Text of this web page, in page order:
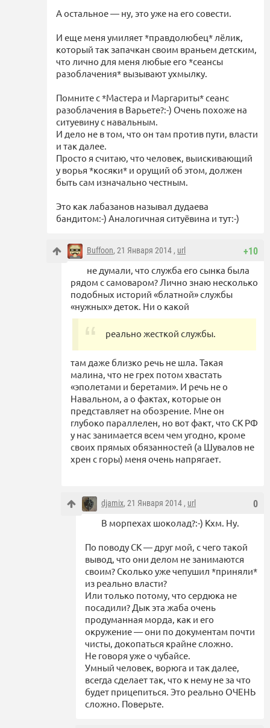
А остальное — ну, это уже на его совести.
И еще меня умиляет *правдолюбец* лёлик,
который так запачкан своим враньем детским,
что лично для меня любые его *сеансы
разоблачения* вызывают ухмылку.
Помните с *Мастера и Маргариты* сеанс
разоблачения в Варьете?:-) Очень похоже на
ситуевину с навальным.
И дело не в том, что он там против пути, власти
и так далее.
Просто я считаю, что человек, выискивающий
у ворья *косяки* и орущий об этом, должен
быть сам изначально честным.
Это как лабазанов называл дудаева
бандитом:-) Аналогичная ситуёвина и тут:-)
+10
Buffoon, 21 Января 2014 , url
не думали, что служба его сынка была
рядом с самоваром? Лично знаю несколько
подобных историй «блатной» службы
«нужных» деток. Ни о какой
реально жесткой службы.
там даже близко речь не шла. Такая
малина, что не грех потом хвастать
«эполетами и беретами». И речь не о
Навальном, а о фактах, которые он
представляет на обозрение. Мне он
глубоко параллелен, но вот факт, что СК РФ
у нас занимается всем чем угодно, кроме
своих прямых обязанностей (а Шувалов не
хрен с горы) меня очень напрягает.
0
djamix, 21 Января 2014 , url
В морпехах шоколад?:-) Кхм. Ну.
По поводу СК — друг мой, с чего такой
вывод, что они делом не занимаются
своим? Сколько уже чепушил *приняли*
из реально власти?
Или только потому, что сердюка не
посадили? Дык эта жаба очень
продуманная морда, как и его
окружение — они по документам почти
чисты, докопаться крайне сложно.
Не говоря уже о чубайсе.
Умный человек, ворюга и так далее,
всегда сделает так, что к нему не за что
будет прицепиться. Это реально ОЧЕНЬ
сложно. Поверьте.